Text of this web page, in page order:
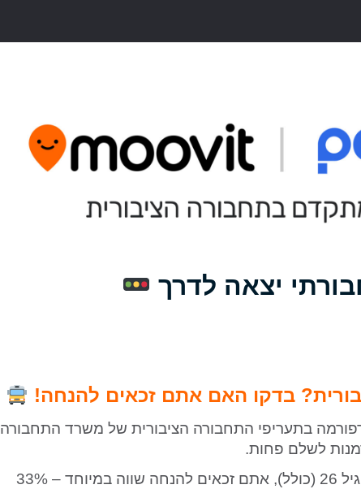
יצאה לדרך
בדקו האם אתם זכאים להנחה!
בתעריפי התחבורה הציבורית של משרד התחבורה
לשלם פחות.
אם אתם צעירים מגיל 18 עד גיל 26 (כולל), אתם זכאים להנחה שווה במיוחד – 33%